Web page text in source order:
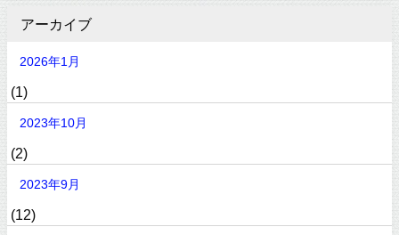
アーカイブ
2026年1月
(1)
2023年10月
(2)
2023年9月
(12)